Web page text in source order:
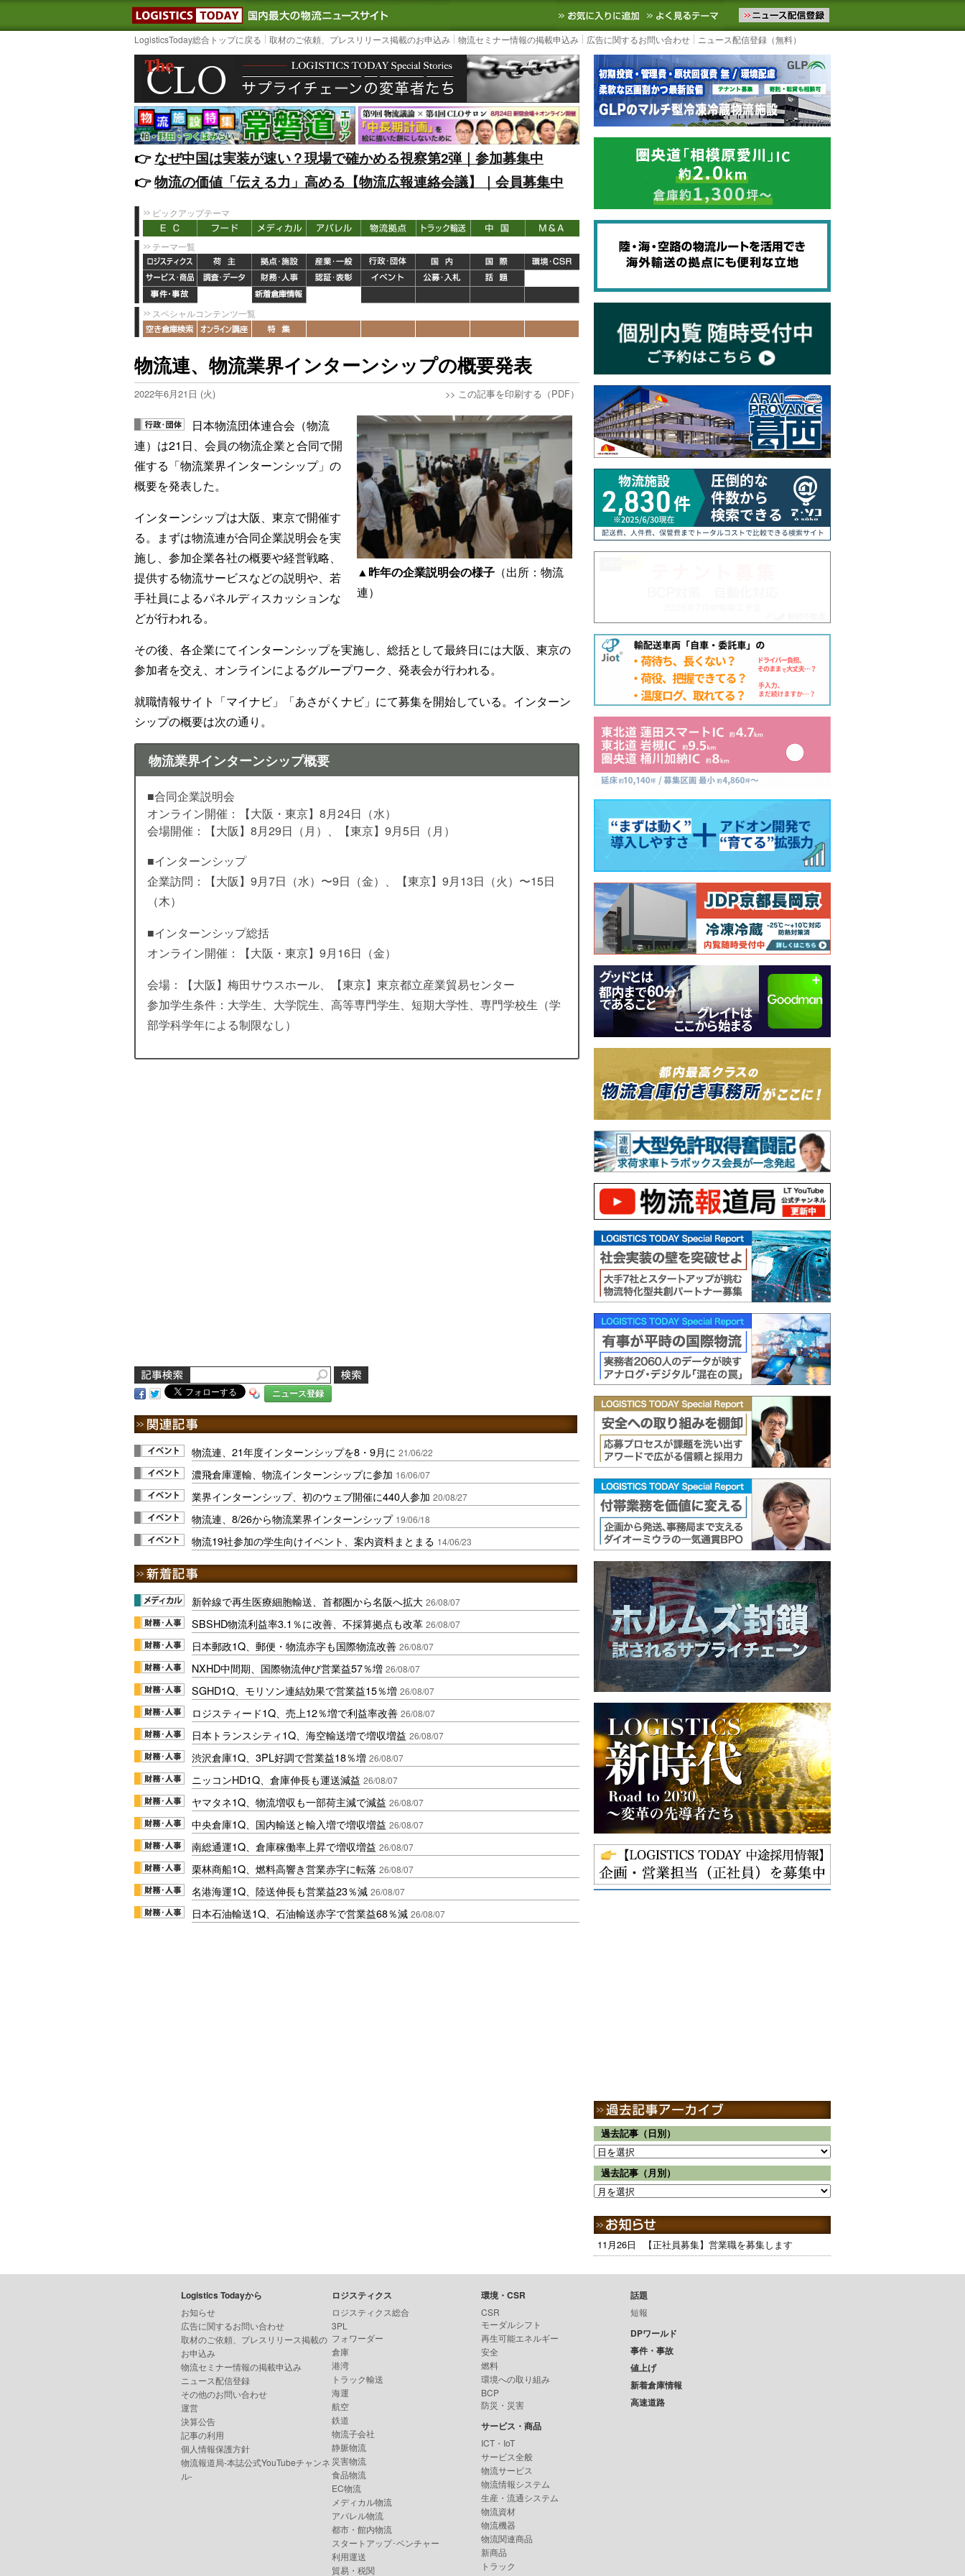
LOGISTICS TODAY｜国内最大の物流ニュースサイト3PL, SCMなど国内外の最新の物流ニュースをお届けします。物流ニュースメール配信を登録す
お気に入りに追加 よく見るテーマ
LogisticsToday総合トップに戻る 取材のご依頼、プレスリリース掲載のお申込み 物流セミナー情報の掲載申込み 広告に関するお問い合わせ ニュース配信登録（無料）
👉️なぜ中国は実装が速い？現場で確かめる視察第2弾｜参加募集中
👉️物流の価値「伝える力」高める【物流広報連絡会議】｜会員募集中
ピックアップテーマ
テーマ一覧
スペシャルコンテンツ一覧
物流連、物流業界インターンシップの概要発表
2022年6月21日 (火) >> この記事を印刷する（PDF）
▲昨年の企業説明会の様子 （出所：物流
連）
日本物流団体連合会（物流
連）は21日、会員の物流企業と合同で開
催する「物流業界インターンシップ」の
概要を発表した。
インターンシップは大阪、東京で開催す
る。まずは物流連が合同企業説明会を実
施し、参加企業各社の概要や経営戦略、
提供する物流サービスなどの説明や、若
手社員によるパネルディスカッションな
どが行われる。
その後、各企業にてインターンシップを実施し、総括として最終日には大阪、東京の
参加者を交え、オンラインによるグループワーク、発表会が行われる。
就職情報サイト「マイナビ」「あさがくナビ」にて募集を開始している。インターン
シップの概要は次の通り。
物流業界インターンシップ概要
■合同企業説明会
オンライン開催：【大阪・東京】8月24日（水）
会場開催：【大阪】8月29日（月）、【東京】9月5日（月）
■インターンシップ
企業訪問：【大阪】9月7日（水）〜9日（金）、【東京】9月13日（火）〜15日
（木）
■インターンシップ総括
オンライン開催：【大阪・東京】9月16日（金）
会場：【大阪】梅田サウスホール、【東京】東京都立産業貿易センター
参加学生条件：大学生、大学院生、高等専門学生、短期大学性、専門学校生（学
部学科学年による制限なし）
ニュース登録
物流連、21年度インターンシップを8・9月に 21/06/22
濃飛倉庫運輸、物流インターンシップに参加 16/06/07
業界インターンシップ、初のウェブ開催に440人参加 20/08/27
物流連、8/26から物流業界インターンシップ 19/06/18
物流19社参加の学生向けイベント、案内資料まとまる 14/06/23
新幹線で再生医療細胞輸送、首都圏から名阪へ拡大 26/08/07
SBSHD物流利益率3.1％に改善、不採算拠点も改革 26/08/07
日本郵政1Q、郵便・物流赤字も国際物流改善 26/08/07
NXHD中間期、国際物流伸び営業益57％増 26/08/07
SGHD1Q、モリソン連結効果で営業益15％増 26/08/07
ロジスティード1Q、売上12％増で利益率改善 26/08/07
日本トランスシティ1Q、海空輸送増で増収増益 26/08/07
渋沢倉庫1Q、3PL好調で営業益18％増 26/08/07
ニッコンHD1Q、倉庫伸長も運送減益 26/08/07
ヤマタネ1Q、物流増収も一部荷主減で減益 26/08/07
中央倉庫1Q、国内輸送と輸入増で増収増益 26/08/07
南総通運1Q、倉庫稼働率上昇で増収増益 26/08/07
栗林商船1Q、燃料高響き営業赤字に転落 26/08/07
名港海運1Q、陸送伸長も営業益23％減 26/08/07
日本石油輸送1Q、石油輸送赤字で営業益68％減 26/08/07
過去記事（日別）
過去記事（月別）
11月26日 【正社員募集】営業職を募集します
Logistics Todayから
お知らせ
広告に関するお問い合わせ
取材のご依頼、プレスリリース掲載の
お申込み
物流セミナー情報の掲載申込み
ニュース配信登録
その他のお問い合わせ
運営
決算公告
記事の利用
個人情報保護方針
物流報道局-本誌公式YouTubeチャンネ
ル-
ロジスティクス
ロジスティクス総合
3PL
フォワーダー
倉庫
港湾
トラック輸送
海運
航空
鉄道
物流子会社
静脈物流
災害物流
食品物流
EC物流
メディカル物流
アパレル物流
都市・館内物流
スタートアップ･ベンチャー
利用運送
貿易・税関
環境・CSR
CSR
モーダルシフト
再生可能エネルギー
安全
燃料
環境への取り組み
BCP
防災・災害
サービス・商品
ICT・IoT
サービス全般
物流サービス
物流情報システム
生産・流通システム
物流資材
物流機器
物流関連商品
新商品
トラック
話題
短報
DPワールド
事件・事故
値上げ
新着倉庫情報
高速道路